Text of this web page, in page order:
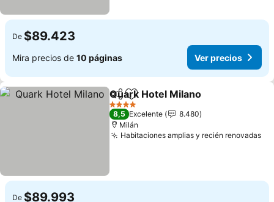
De $89.423
Mira precios de 10 páginas Ver precios
CompartirAgregar a favoritos
Quark Hotel Milano
4 Estrellas
8,5 Excelente
8.480
Milán
Habitaciones amplias y recién renovadas
De $89.993